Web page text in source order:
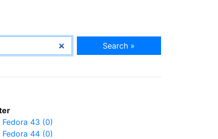
Search »
Fedora 43 (0)
Fedora 44 (0)